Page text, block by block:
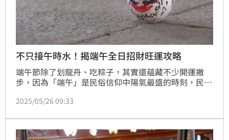
不只接午時水！揭端午全日招財旺運攻略
端午節除了划龍舟、吃粽子，其實還蘊藏不少開運撇
步，因為「端午」是民俗信仰中陽氣最盛的時刻，民俗
財運；進入11點午時起，重頭戲就是「取午時水」，要
等，還可煮發財水。
2025/05/26 09:33